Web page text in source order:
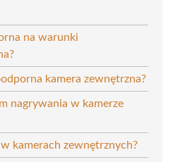
na warunki
kamera zewnętrzna?
nagrywania w kamerze
kamerach zewnętrznych?